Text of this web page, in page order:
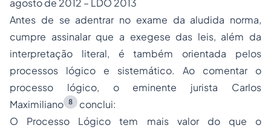
agosto de 2012 – LDO 2013
Antes de se adentrar no exame da aludida norma,
cumpre assinalar que a exegese das leis, além da
interpretação literal, é também orientada pelos
processos lógico e sistemático. Ao comentar o
processo lógico, o eminente jurista Carlos
Maximiliano 8
conclui:
O Processo Lógico tem mais valor do que o